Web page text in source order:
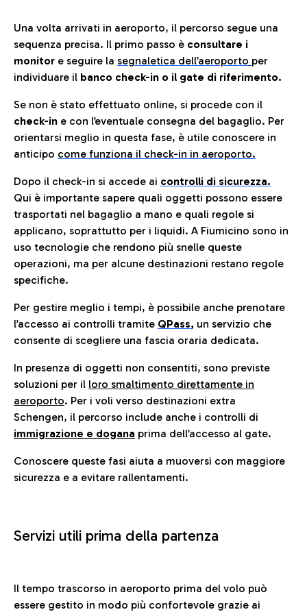
Una volta arrivati in aeroporto, il percorso segue una
sequenza precisa. Il primo passo è consultare i
monitor e seguire la segnaletica dell’aeroporto per
individuare il banco check-in o il gate di riferimento.
Se non è stato effettuato online, si procede con il
check-in e con l’eventuale consegna del bagaglio. Per
orientarsi meglio in questa fase, è utile conoscere in
anticipo come funziona il check-in in aeroporto.
Dopo il check-in si accede ai controlli di sicurezza.
Qui è importante sapere quali oggetti possono essere
trasportati nel bagaglio a mano e quali regole si
applicano, soprattutto per i liquidi. A Fiumicino sono in
uso tecnologie che rendono più snelle queste
operazioni, ma per alcune destinazioni restano regole
specifiche.
Per gestire meglio i tempi, è possibile anche prenotare
l’accesso ai controlli tramite QPass, un servizio che
consente di scegliere una fascia oraria dedicata.
In presenza di oggetti non consentiti, sono previste
soluzioni per il loro smaltimento direttamente in
aeroporto. Per i voli verso destinazioni extra
Schengen, il percorso include anche i controlli di
immigrazione e dogana prima dell’accesso al gate.
Conoscere queste fasi aiuta a muoversi con maggiore
sicurezza e a evitare rallentamenti.
Servizi utili prima della partenza
Il tempo trascorso in aeroporto prima del volo può
essere gestito in modo più confortevole grazie ai